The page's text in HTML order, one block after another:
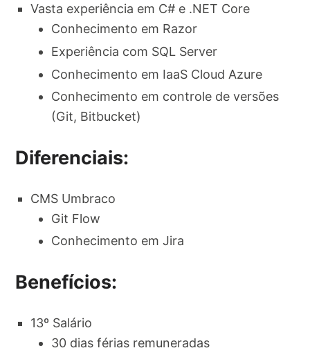
Vasta experiência em C# e .NET Core
Conhecimento em Razor
Experiência com SQL Server
Conhecimento em IaaS Cloud Azure
Conhecimento em controle de versões
(Git, Bitbucket)
Diferenciais:
CMS Umbraco
Git Flow
Conhecimento em Jira
Benefícios:
13º Salário
30 dias férias remuneradas